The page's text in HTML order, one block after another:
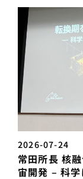
2026-07-24
常田所長 核
宙開発 – 科